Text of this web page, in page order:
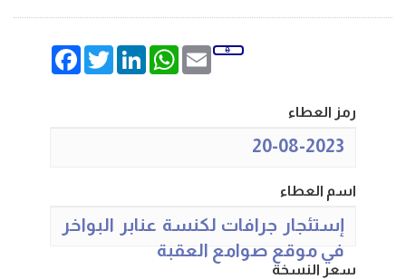
FacebookTwitterLinkedIn
WhatsAppEmail
رمز العطاء
20-08-2023
اسم العطاء
إستئجار جرافات لكنسة عنابر البواخر
في موقع صوامع العقبة
سعر النسخة